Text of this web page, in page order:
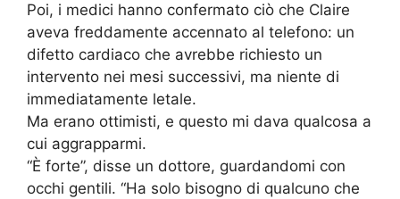
Poi, i medici hanno confermato ciò che Claire
aveva freddamente accennato al telefono: un
difetto cardiaco che avrebbe richiesto un
intervento nei mesi successivi, ma niente di
immediatamente letale.
Ma erano ottimisti, e questo mi dava qualcosa a
cui aggrapparmi.
“È forte”, disse un dottore, guardandomi con
occhi gentili. “Ha solo bisogno di qualcuno che